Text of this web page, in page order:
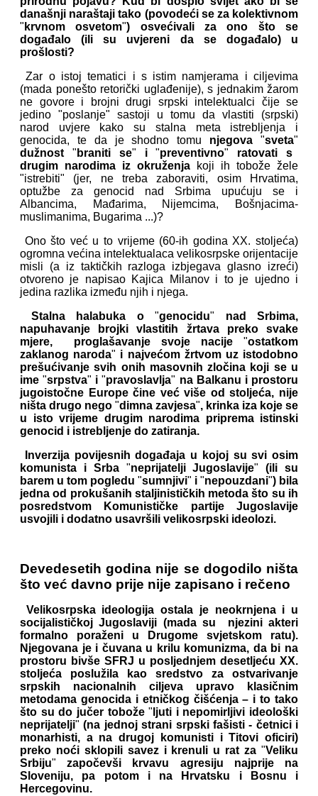
današnji naraštaji tako (povodeći se za kolektivnom
" krvnom osvetom") osvećivali za ono što se
događalo (ili su uvjereni da se događalo) u
prošlosti?
Zar o istoj tematici i s istim namjerama i ciljevima
(mada ponešto retorički uglađenije), s jednakim žarom
ne govore i brojni drugi srpski intelektualci čije se
jedino "poslanje" sastoji u tomu da vlastiti (srpski)
narod uvjere kako su stalna meta istrebljenja i
genocida, te da je shodno tomu njegova"sveta"
dužnost " braniti se" i"preventivno" ratovati s
drugim narodima iz okruženja koji ih tobože žele
"istrebiti" (jer, ne treba zaboraviti, osim Hrvatima,
optužbe za genocid nad Srbima upućuju se i
Albancima, Mađarima, Nijemcima, Bošnjacima-
muslimanima, Bugarima ...)?
Ono što već u to vrijeme (60-ih godina XX. stoljeća)
ogromna većina intelektualaca velikosrpske orijentacije
misli (a iz taktičkih razloga izbjegava glasno izreći)
otvoreno je napisao Kajica Milanov i to je ujedno i
jedina razlika između njih i njega.
Stalna halabuka o"genocidu" nad Srbima,
napuhavanje brojki vlastitih žrtava preko svake
mjere, proglašavanje svoje nacije "ostatkom
zaklanog naroda" i najvećom žrtvom uz istodobno
prešućivanje svih onih masovnih zločina koji se u
ime"srpstva" i"pravoslavlja" na Balkanu i prostoru
jugoistočne Europe čine već više od stoljeća, nije
ništa drugo nego "dimna zavjesa", krinka iza koje se
u isto vrijeme drugim narodima priprema istinski
genocid i istrebljenje do zatiranja.
Inverzija povijesnih događaja u kojoj su svi osim
komunista i Srba "neprijatelji Jugoslavije" (ili su
barem u tom pogledu "sumnjivi" i "nepouzdani") bila
jedna od prokušanih staljinističkih metoda što su ih
posredstvom Komunističke partije Jugoslavije
usvojili i dodatno usavršili velikosrpski ideolozi.
Devedesetih godina nije se dogodilo ništa
što već davno prije nije zapisano i rečeno
Velikosrpska ideologija ostala je neokrnjena i u
socijalističkoj Jugoslaviji (mada su njezini akteri
formalno poraženi u Drugome svjetskom ratu).
Njegovana je i čuvana u krilu komunizma, da bi na
prostoru bivše SFRJ u posljednjem desetljeću XX.
stoljeća poslužila kao sredstvo za ostvarivanje
srpskih nacionalnih ciljeva upravo klasičnim
metodama genocida i etničkog čišćenja – i to tako
što su do jučer tobože" ljuti i nepomirljivi ideološki
neprijatelji" (na jednoj strani srpski fašisti - četnici i
monarhisti, a na drugoj komunisti i Titovi oficiri)
preko noći sklopili savez i krenuli u rat za "Veliku
Srbiju" započevši krvavu agresiju najprije na
Sloveniju, pa potom i na Hrvatsku i Bosnu i
Hercegovinu.